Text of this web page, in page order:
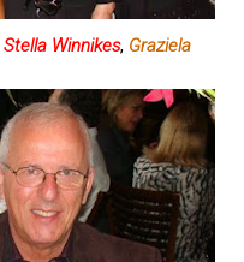
Stella Winnikes, Graziela